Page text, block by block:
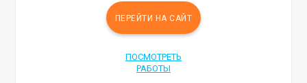
ПЕРЕЙТИ НА САЙТ
ПОСМОТРЕТЬ
РАБОТЫ